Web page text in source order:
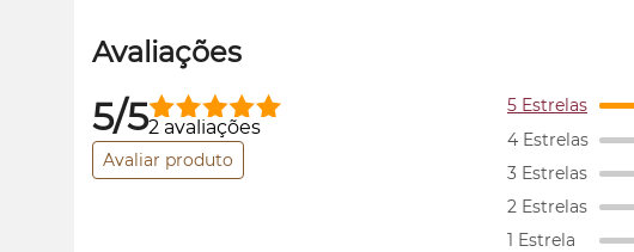
Avaliações
5/52 avaliações
Avaliar produto
5 Estrelas
4 Estrelas
3 Estrelas
2 Estrelas
1 Estrela